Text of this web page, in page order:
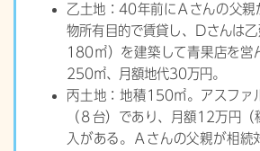
乙土地：40年前にＡさんの父親
物所有目的で賃貸し、Ｄさんは
180㎡）を建築して青果店を営
250㎡、月額地代30万円。
丙土地：地積150㎡。アスファ
（８台）であり、月額12万円
入がある。Ａさんの父親が相続